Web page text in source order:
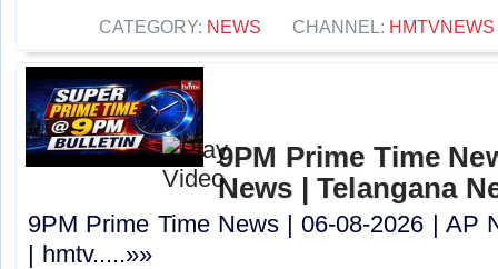
CATEGORY: NEWS CHANNEL: HMTVNEWS
9PM Prime Time
News | Telangana
9PM Prime Time News | 06-08-2026 | AP
| hmtv.....»»